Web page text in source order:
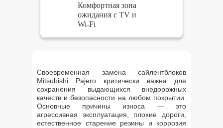
Комфортная зона
ожидания с TV и
Wi-Fi
Своевременная замена сайлентблоков
Mitsubishi Pajero критически важна для
сохранения выдающихся внедорожных
качеств и безопасности на любом покрытии.
Основные причины износа — это
агрессивная эксплуатация, плохие дороги,
естественное старение резины и коррозия